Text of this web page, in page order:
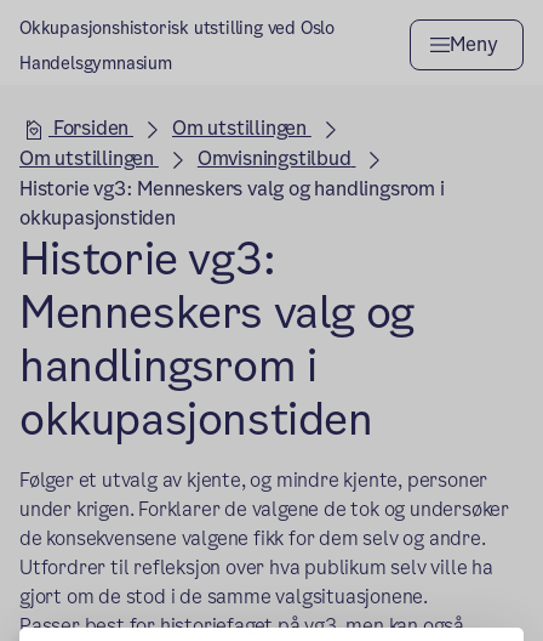
Okkupasjonshistorisk utstilling ved Oslo
Handelsgymnasium
Meny
Hovedseksjon
Forsiden
Om utstillingen
Om utstillingen
Omvisningstilbud
Historie vg3: Menneskers valg og handlingsrom i
okkupasjonstiden
Historie vg3:
Menneskers valg og
handlingsrom i
okkupasjonstiden
Følger et utvalg av kjente, og mindre kjente, personer
under krigen. Forklarer de valgene de tok og undersøker
de konsekvensene valgene fikk for dem selv og andre.
Utfordrer til refleksjon over hva publikum selv ville ha
gjort om de stod i de samme valgsituasjonene.
Passer best for historiefaget på vg3, men kan også